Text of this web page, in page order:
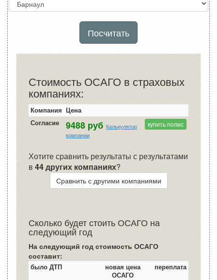
Посчитать
Стоимость ОСАГО в страховых
компаниях:
Компания Цена
Согласие
9488 руб Калькулятор
компании
купить полис
Хотите сравнить результаты с результатами
в44 других компаниях?
Сравнить с другими компаниями
Сколько будет стоить ОСАГО на
следующий год
На следующий год стоимость ОСАГО
составит:
было ДТП
новая цена
ОСАГО
переплата